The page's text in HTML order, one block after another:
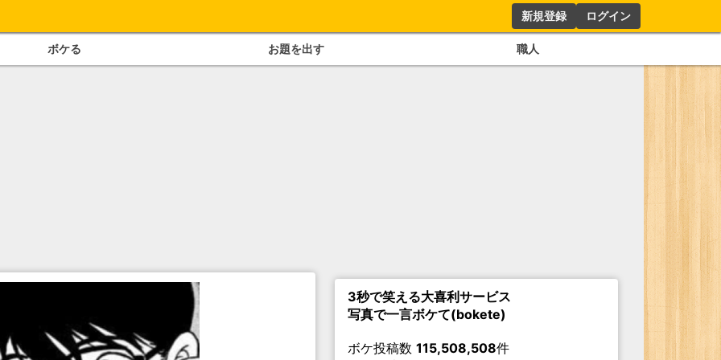
新規登録 ログイン
ボケる お題を出す 職人
3秒で笑える大喜利サービス
写真で一言ボケて(bokete)
ボケ投稿数 115,508,508件